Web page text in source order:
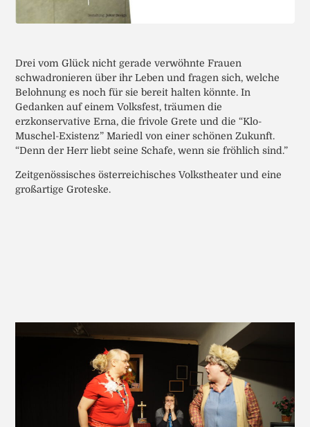
Drei vom Glück nicht gerade verwöhnte Frauen
schwadronieren über ihr Leben und fragen sich, welche
Belohnung es noch für sie bereit halten könnte. In
Gedanken auf einem Volksfest, träumen die
erzkonservative Erna, die frivole Grete und die “Klo-
Muschel-Existenz” Mariedl von einer schönen Zukunft.
“Denn der Herr liebt seine Schafe, wenn sie fröhlich sind.”
Zeitgenössisches österreichisches Volkstheater und eine
großartige Groteske.